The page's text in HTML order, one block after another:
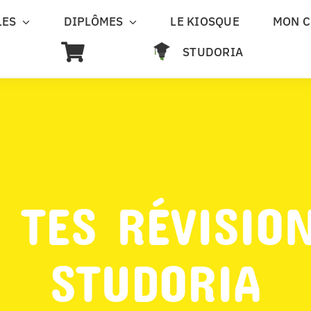
DIPLÔMES LE KIOSQUE
MON
STUDORIA
TES
STUDORIA